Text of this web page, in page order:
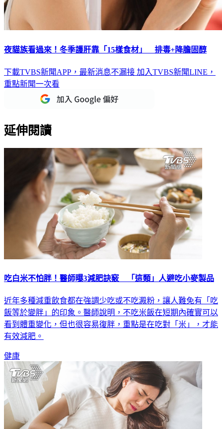
夜貓族看過來！冬季護肝靠「15樣食材」 排毒+降膽固醇
下載TVBS新聞APP，最新消息不漏接 加入TVBS新聞LINE，
重點新聞一次看
延伸閱讀
吃白米不怕胖！醫師曝3減肥訣竅 「這類」人避吃小麥製品
近年多種減重飲食都在強調少吃或不吃澱粉，讓人難免有「吃
飯等於變胖」的印象。醫師說明，不吃米飯在短期內確實可以
看到體重變化，但也很容易復胖，重點是在吃對「米」，才能
有效減肥。
健康